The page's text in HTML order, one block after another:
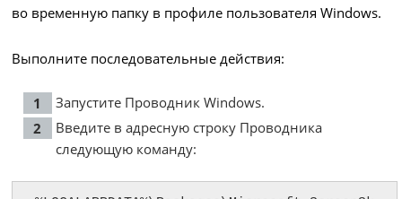
во временную папку в профиле пользователя Windows.
Выполните последовательные действия:
Запустите Проводник Windows.
Введите в адресную строку Проводника
следующую команду: